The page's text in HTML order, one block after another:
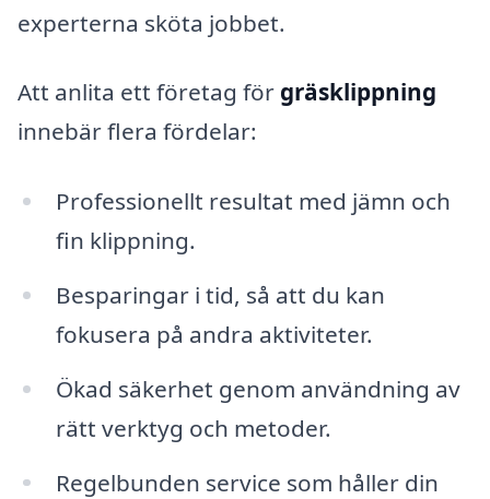
experterna sköta jobbet.
Att anlita ett företag för gräsklippning
innebär flera fördelar:
Professionellt resultat med jämn och
fin klippning.
Besparingar i tid, så att du kan
fokusera på andra aktiviteter.
Ökad säkerhet genom användning av
rätt verktyg och metoder.
Regelbunden service som håller din